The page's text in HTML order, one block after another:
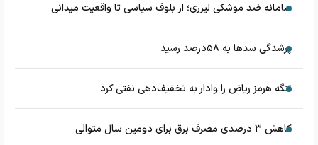
سامانه ضد موشکی لیزری؛ از بلوف سیاسی تا واقعیت میدانی
پرشدگی سدها به ۵۸درصد رسید
تنگه هرمز ریاض را وادار به تخفیف‌دهی نفتی کرد
کاهش ۳ درصدی مصرف برق برای دومین سال متوالی